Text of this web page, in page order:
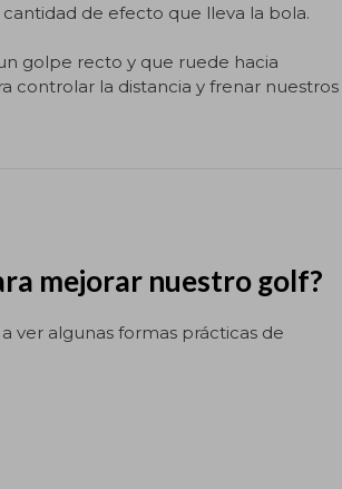
de efecto que lleva la bola.
golpe recto y que ruede hacia
controlar la distancia y frenar nuestros
mejorar nuestro golf?
ver algunas formas prácticas de